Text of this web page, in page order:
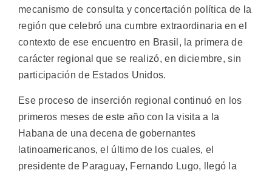
mecanismo de consulta y concertación política de la
región que celebró una cumbre extraordinaria en el
contexto de ese encuentro en Brasil, la primera de
carácter regional que se realizó, en diciembre, sin
participación de Estados Unidos.
Ese proceso de inserción regional continuó en los
primeros meses de este año con la visita a la
Habana de una decena de gobernantes
latinoamericanos, el último de los cuales, el
presidente de Paraguay, Fernando Lugo, llegó la